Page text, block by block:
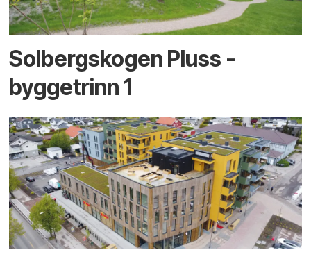
Solbergskogen Pluss -
byggetrinn 1